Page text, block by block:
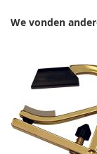
We vonden